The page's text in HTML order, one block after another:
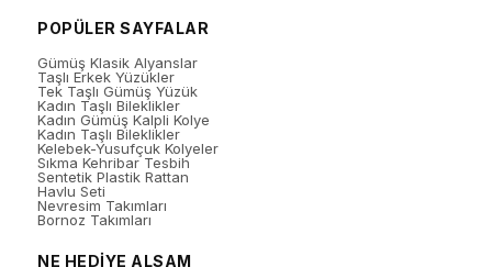
POPÜLER SAYFALAR
Gümüş Klasik Alyanslar
Taşlı Erkek Yüzükler
Tek Taşlı Gümüş Yüzük
Kadın Taşlı Bileklikler
Kadın Gümüş Kalpli Kolye
Kadın Taşlı Bileklikler
Kelebek-Yusufçuk Kolyeler
Sıkma Kehribar Tesbih
Sentetik Plastik Rattan
Havlu Seti
Nevresim Takımları
Bornoz Takımları
NE HEDİYE ALSAM